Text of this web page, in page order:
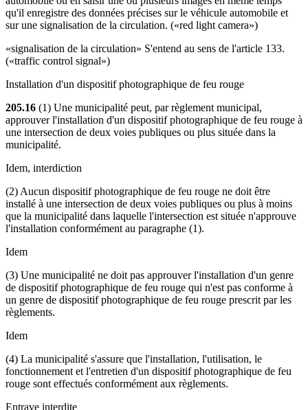
qu'il enregistre des données précises sur le véhicule automobile et
sur une signalisation de la circulation. («red light camera»)
«signalisation de la circulation» S'entend au sens de l'article 133.
(«traffic control signal»)
Installation d'un dispositif photographique de feu rouge
205.16 (1) Une municipalité peut, par règlement municipal,
approuver l'installation d'un dispositif photographique de feu rouge à
une intersection de deux voies publiques ou plus située dans la
municipalité.
Idem, interdiction
(2) Aucun dispositif photographique de feu rouge ne doit être
installé à une intersection de deux voies publiques ou plus à moins
que la municipalité dans laquelle l'intersection est située n'approuve
l'installation conformément au paragraphe (1).
Idem
(3) Une municipalité ne doit pas approuver l'installation d'un genre
de dispositif photographique de feu rouge qui n'est pas conforme à
un genre de dispositif photographique de feu rouge prescrit par les
règlements.
Idem
(4) La municipalité s'assure que l'installation, l'utilisation, le
fonctionnement et l'entretien d'un dispositif photographique de feu
rouge sont effectués conformément aux règlements.
Entrave interdite